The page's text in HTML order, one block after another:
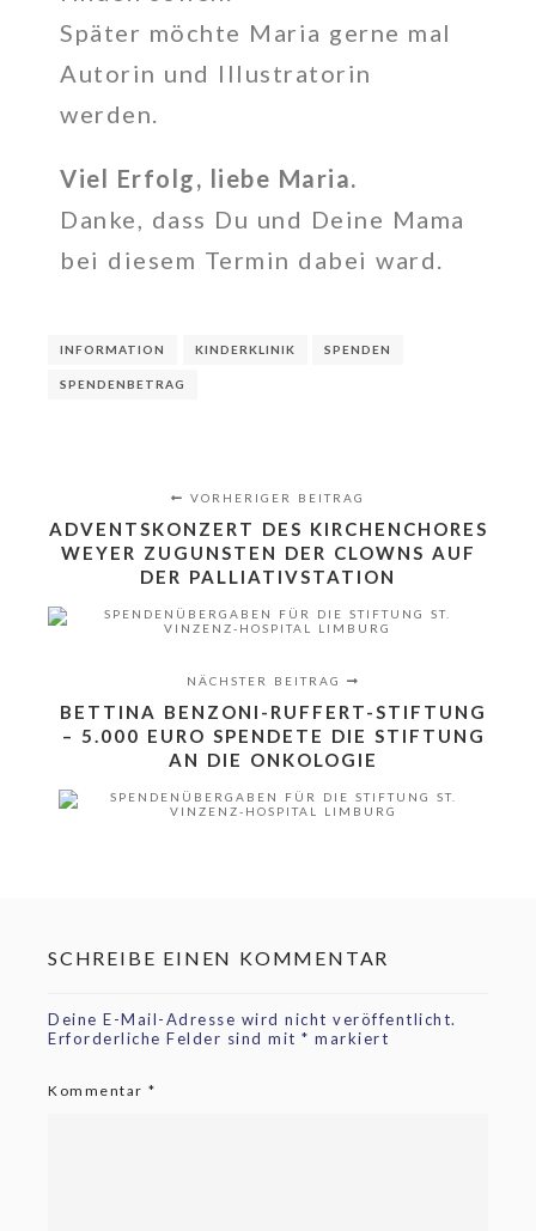
Später möchte Maria gerne mal
Autorin und Illustratorin
werden.
Viel Erfolg, liebe Maria.
Danke, dass Du und Deine Mama
bei diesem Termin dabei ward.
INFORMATION KINDERKLINIK SPENDEN
SPENDENBETRAG
VORHERIGER BEITRAG
ADVENTSKONZERT DES KIRCHENCHORES
WEYER ZUGUNSTEN DER CLOWNS AUF
DER PALLIATIVSTATION
NÄCHSTER BEITRAG
BETTINA BENZONI-RUFFERT-STIFTUNG
– 5.000 EURO SPENDETE DIE STIFTUNG
AN DIE ONKOLOGIE
SCHREIBE EINEN KOMMENTAR
Deine E-Mail-Adresse wird nicht veröffentlicht.
Erforderliche Felder sind mit * markiert
Kommentar *